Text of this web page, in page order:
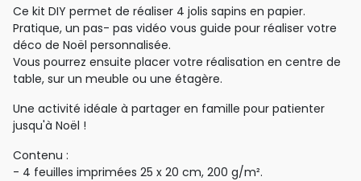
Ce kit DIY permet de réaliser 4 jolis sapins en papier.
Pratique, un pas- pas vidéo vous guide pour réaliser votre
déco de Noël personnalisée.
Vous pourrez ensuite placer votre réalisation en centre de
table, sur un meuble ou une étagère.
Une activité idéale à partager en famille pour patienter
jusqu'à Noël !
Contenu :
- 4 feuilles imprimées 25 x 20 cm, 200 g/m².